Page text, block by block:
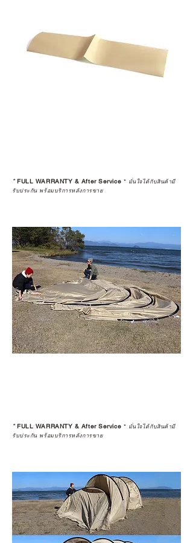
*FULL WARRANTY & After Service * มั่นใจได้กับสินค้ามี
รับประกัน พร้อมบริการหลังการขาย
*FULL WARRANTY & After Service * มั่นใจได้กับสินค้ามี
รับประกัน พร้อมบริการหลังการขาย